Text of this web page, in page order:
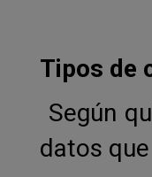
Tipos de
Según
datos